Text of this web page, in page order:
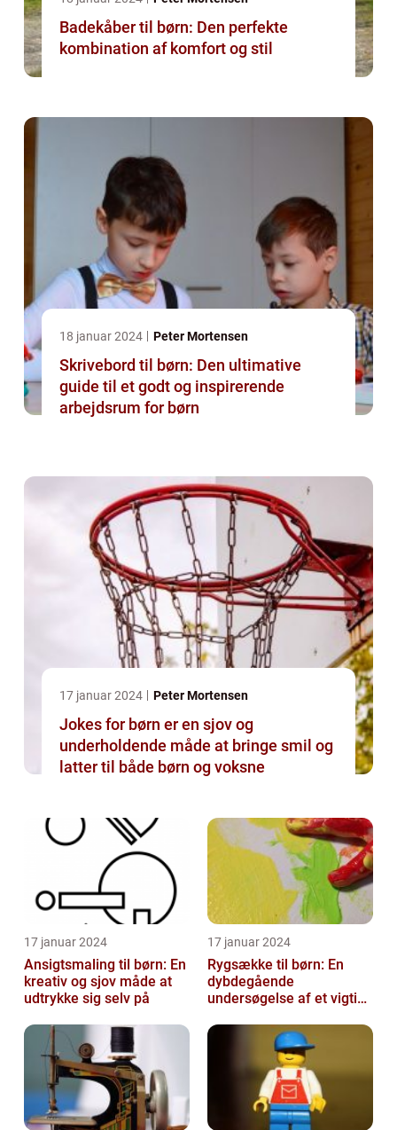
Badekåber til børn: Den perfekte
kombination af komfort og stil
18 januar 2024 Peter Mortensen
Skrivebord til børn: Den ultimative
guide til et godt og inspirerende
arbejdsrum for børn
17 januar 2024 Peter Mortensen
Jokes for børn er en sjov og
underholdende måde at bringe smil og
latter til både børn og voksne
17 januar 2024
Ansigtsmaling til børn: En
kreativ og sjov måde at
udtrykke sig selv på
17 januar 2024
Rygsække til børn: En
dybdegående
undersøgelse af et vigtigt